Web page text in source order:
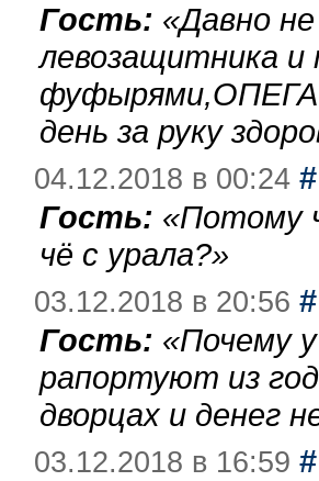
Гость: «Давно
левозащитника и
день за руку
04.12.2018 в 00:24 #
Гость: «Потому
чё с урала?»
03.12.2018 в 20:56 #
Гость: «Почему
рапортуют из
дворцах и денег
03.12.2018 в 16:59 #